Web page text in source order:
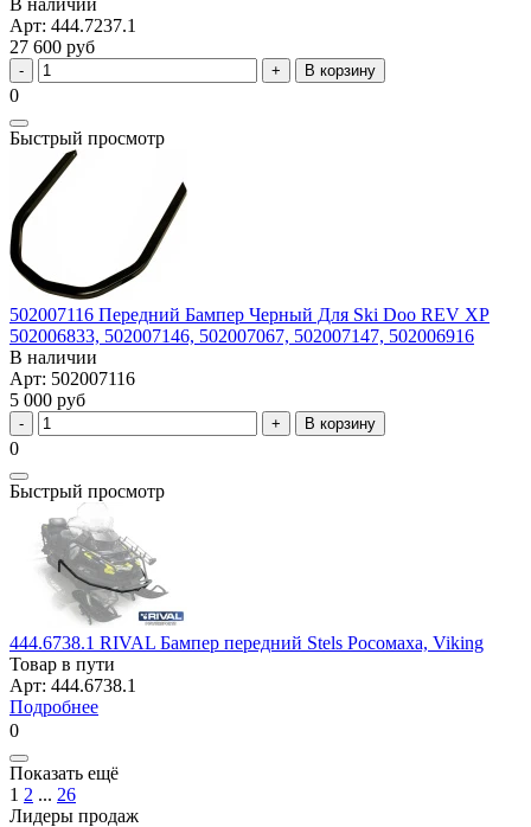
Арт: 444.7237.1
27 600 руб
В корзину
0
Быстрый просмотр
502007116 Передний Бампер Черный Для Ski Doo REV XP
502006833, 502007146, 502007067, 502007147, 502006916
В наличии
Арт: 502007116
5 000 руб
В корзину
0
Быстрый просмотр
444.6738.1 RIVAL Бампер передний Stels Росомаха, Viking
Товар в пути
Арт: 444.6738.1
Подробнее
0
Показать ещё
1 2 ... 26
Лидеры продаж